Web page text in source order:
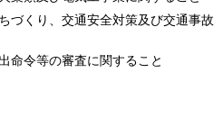
づくり、交通安全対策及び交通事故
命令等の審査に関すること